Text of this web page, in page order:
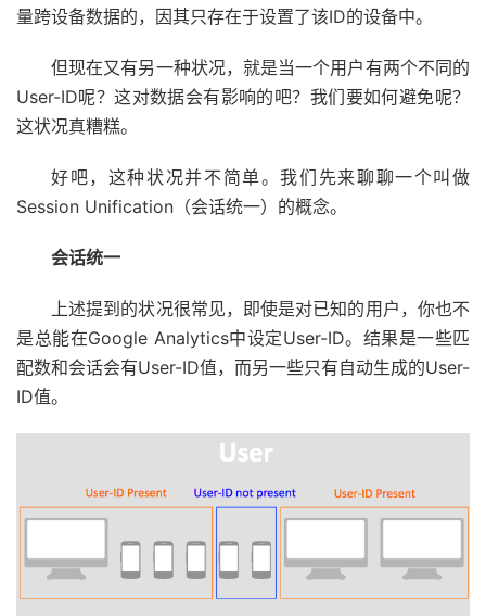
量跨设备数据的，因其只存在于设置了该ID的设备中。
但现在又有另一种状况，就是当一个用户有两个不同的
User-ID呢？这对数据会有影响的吧？我们要如何避免呢？
这状况真糟糕。
好吧，这种状况并不简单。我们先来聊聊一个叫做
Session Unification（会话统一）的概念。
会话统一
上述提到的状况很常见，即使是对已知的用户，你也不
是总能在Google Analytics中设定User-ID。结果是一些匹
配数和会话会有User-ID值，而另一些只有自动生成的User-
ID值。